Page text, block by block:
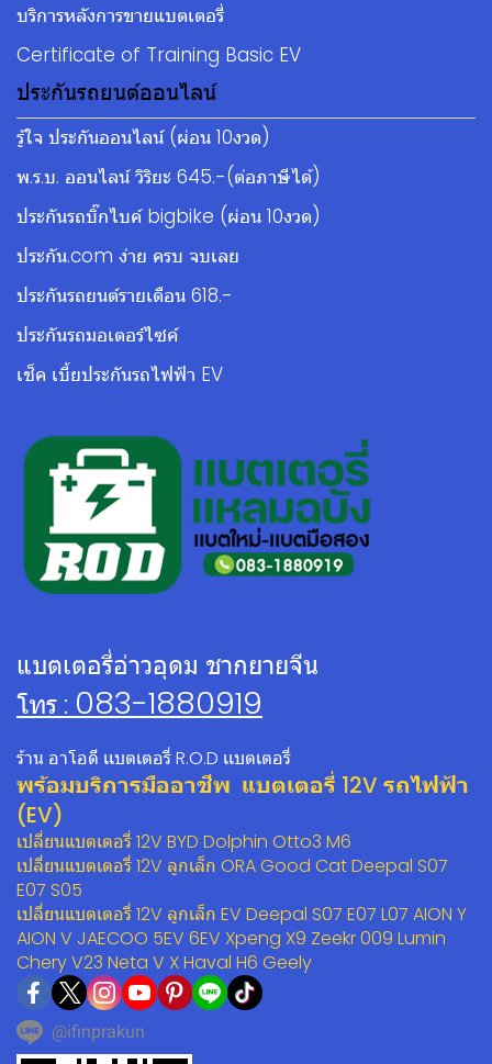
บริการหลังการขายแบตเตอรี่
Certificate of Training Basic EV
ประกันรถยนต์ออนไลน์
รู้ใจ ประกันออนไลน์ (ผ่อน 10งวด)
พ.ร.บ. ออนไลน์ วิริยะ 645.-(ต่อภาษีได้)
ประกันรถบิ๊กไบค์ bigbike (ผ่อน 10งวด)
ประกัน.com ง่าย ครบ จบเลย
ประกันรถยนต์รายเดือน 618.-
ประกันรถมอเตอร์ไซค์
เช็ค เบี้ยประกันรถไฟฟ้า EV
แบตเตอรี่อ่าวอุดม ชากยายจีน
โทร : 083-1880919
ร้าน อาโอดี เเบตเตอรี่ R.O.D เเบตเตอรี่
พร้อมบริการมืออาชีพ แบตเตอรี่ 12V รถไฟฟ้า
(EV)
เปลี่ยนแบตเตอรี่ 12V BYD Dolphin Otto3 M6
เปลี่ยนแบตเตอรี่ 12V ลูกเล็ก ORA Good Cat Deepal S07
E07 S05
เปลี่ยนแบตเตอรี่ 12V ลูกเล็ก EV Deepal S07 E07 L07 AION Y
AION V JAECOO 5EV 6EV Xpeng X9 Zeekr 009 Lumin
Chery V23 Neta V X Haval H6 Geely
@ifinprakun